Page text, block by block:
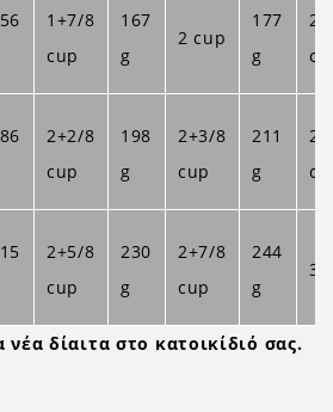
1+7/8
cup
167
g
2 cup
177
g
2+2/8
cup
198
g
2+3/8
cup
211
g
2+5/8
cup
230
g
2+7/8
cup
244
g
3
νέα δίαιτα στο κατοικίδιό σας.